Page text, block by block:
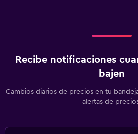
Recibe notificaciones
bajen
Cambios diarios de precios en tu
alertas de